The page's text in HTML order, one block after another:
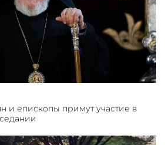
и епископы примут участие в